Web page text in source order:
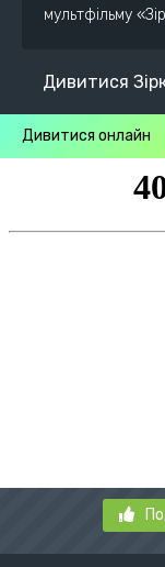
мультфільму
Дивитися
Дивитися онлайн